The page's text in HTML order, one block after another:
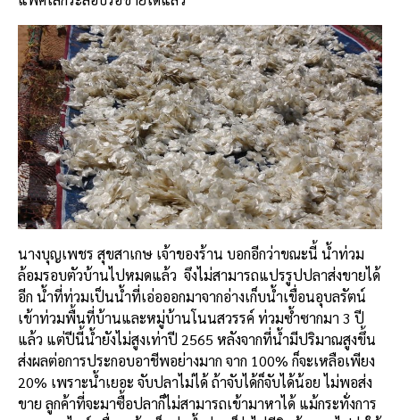
นางบุญเพชร สุขสาเกษ เจ้าของร้าน บอกอีกว่าขณะนี้ น้ำท่วม
ล้อมรอบตัวบ้านไปหมดแล้ว จึงไม่สามารถแปรรูปปลาส่งขายได้
อีก น้ำที่ท่วมเป็นน้ำที่เอ่อออกมาจากอ่างเก็บน้ำเขื่อนอุบลรัตน์
เข้าท่วมพื้นที่บ้านและหมู่บ้านโนนสวรรค์ ท่วมซ้ำซากมา 3 ปี
แล้ว แต่ปีนี้น้ำยังไม่สูงเท่าปี 2565 หลังจากที่น้ำมีปริมาณสูงขึ้น
ส่งผลต่อการประกอบอาชีพอย่างมาก จาก 100% ก็จะเหลือเพียง
20% เพราะน้ำเยอะ จับปลาไม่ได้ ถ้าจับได้ก็จับได้น้อย ไม่พอส่ง
ขาย ลูกค้าที่จะมาซื้อปลาก็ไม่สามารถเข้ามาหาได้ แม้กระทั่งการ